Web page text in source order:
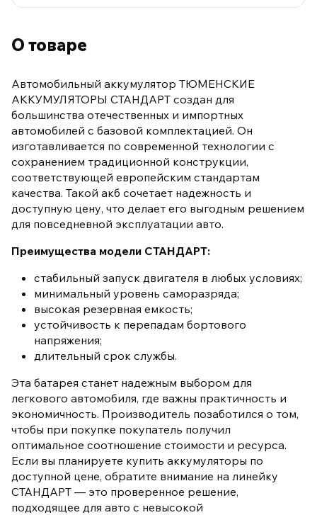
О товаре
Автомобильный аккумулятор ТЮМЕНСКИЕ
АККУМУЛЯТОРЫ СТАНДАРТ создан для
большинства отечественных и импортных
автомобилей с базовой комплектацией. Он
изготавливается по современной технологии с
сохранением традиционной конструкции,
соответствующей европейским стандартам
качества. Такой акб сочетает надежность и
доступную цену, что делает его выгодным решением
для повседневной эксплуатации авто.
Преимущества модели СТАНДАРТ:
стабильный запуск двигателя в любых условиях;
минимальный уровень саморазряда;
высокая резервная емкость;
устойчивость к перепадам бортового
напряжения;
длительный срок службы.
Эта батарея станет надежным выбором для
легкового автомобиля, где важны практичность и
экономичность. Производитель позаботился о том,
чтобы при покупке покупатель получил
оптимальное соотношение стоимости и ресурса.
Если вы планируете купить аккумуляторы по
доступной цене, обратите внимание на линейку
СТАНДАРТ — это проверенное решение,
подходящее для авто с невысокой